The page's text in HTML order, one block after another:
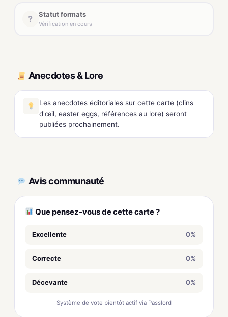
? Statut formats
Vérification en cours
Anecdotes & Lore
Les anecdotes éditoriales sur cette carte (clins
d'œil, easter eggs, références au lore) seront
publiées prochainement.
Avis communauté
Que pensez-vous de cette carte ?
Excellente 0%
Correcte 0%
Décevante 0%
Système de vote bientôt actif via Passlord